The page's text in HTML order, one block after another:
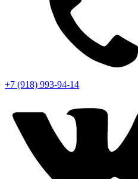
+7 (918) 993-94-14